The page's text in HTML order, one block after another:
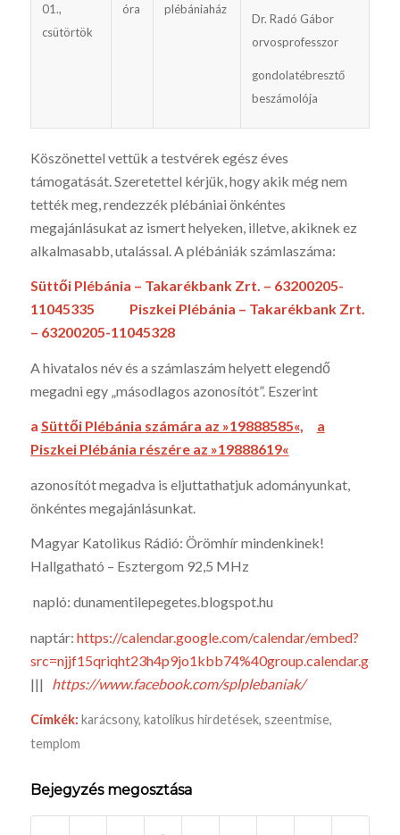
01.,
csütörtök
óra
plébániaház
Dr. Radó Gábor
orvosprofesszor
gondolatébresztő
beszámolója
Köszönettel vettük a testvérek egész éves
támogatását. Szeretettel kérjük, hogy akik még nem
tették meg, rendezzék plébániai önkéntes
megajánlásukat az ismert helyeken, illetve, akiknek ez
alkalmasabb, utalással. A plébániák számlaszáma:
Süttői Plébánia – Takarékbank Zrt. – 63200205-
11045335 Piszkei Plébánia – Takarékbank Zrt.
– 63200205-11045328
A hivatalos név és a számlaszám helyett elegendő
megadni egy „másodlagos azonosítót”. Eszerint
a Süttői Plébánia számára az »19888585«,
a
Piszkei Plébánia részére az »19888619«
azonosítót megadva is eljuttathatjuk adományunkat,
önkéntes megajánlásunkat.
Magyar Katolikus Rádió: Örömhír mindenkinek!
Hallgatható – Esztergom 92,5 MHz
napló: dunamentilepegetes.blogspot.hu
naptár: https://calendar.google.com/calendar/embed?
||| https://www.facebook.com/splplebaniak/
Címkék: karácsony, katolikus hirdetések, szeentmise,
templom
Bejegyzés megosztása